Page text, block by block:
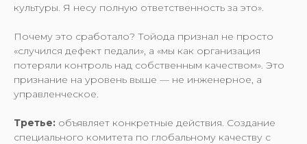
культуры. Я несу полную ответственность за это».
Почему это сработало? Тойода признал не просто
«случился дефект педали», а «мы как организация
потеряли контроль над собственным качеством». Это
признание на уровень выше — не инженерное, а
управленческое.
Третье: объявляет конкретные действия. Создание
специального комитета по глобальному качеству с